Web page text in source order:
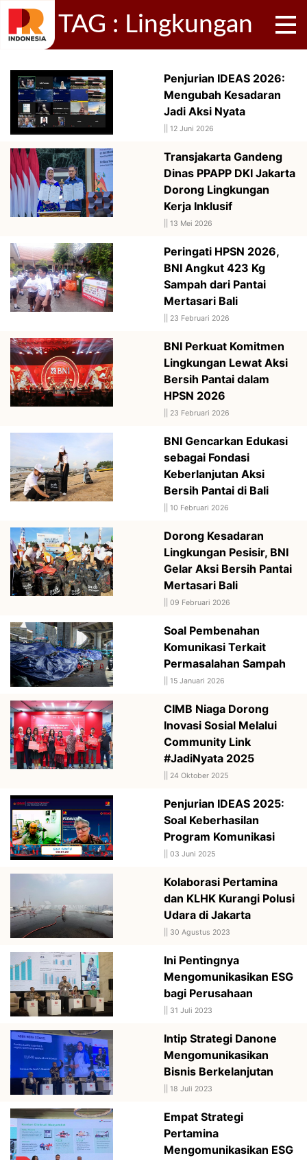
TAG : Lingkungan
Penjurian IDEAS 2026:
Mengubah Kesadaran
Jadi Aksi Nyata
12 Juni 2026
Transjakarta Gandeng
Dinas PPAPP DKI Jakarta
Dorong Lingkungan
Kerja Inklusif
13 Mei 2026
Peringati HPSN 2026,
BNI Angkut 423 Kg
Sampah dari Pantai
Mertasari Bali
23 Februari 2026
BNI Perkuat Komitmen
Lingkungan Lewat Aksi
Bersih Pantai dalam
HPSN 2026
23 Februari 2026
BNI Gencarkan Edukasi
sebagai Fondasi
Keberlanjutan Aksi
Bersih Pantai di Bali
10 Februari 2026
Dorong Kesadaran
Lingkungan Pesisir, BNI
Gelar Aksi Bersih Pantai
Mertasari Bali
09 Februari 2026
Soal Pembenahan
Komunikasi Terkait
Permasalahan Sampah
15 Januari 2026
CIMB Niaga Dorong
Inovasi Sosial Melalui
Community Link
#JadiNyata 2025
24 Oktober 2025
Penjurian IDEAS 2025:
Soal Keberhasilan
Program Komunikasi
03 Juni 2025
Kolaborasi Pertamina
dan KLHK Kurangi Polusi
Udara di Jakarta
30 Agustus 2023
Ini Pentingnya
Mengomunikasikan ESG
bagi Perusahaan
31 Juli 2023
Intip Strategi Danone
Mengomunikasikan
Bisnis Berkelanjutan
18 Juli 2023
Empat Strategi
Pertamina
Mengomunikasikan ESG